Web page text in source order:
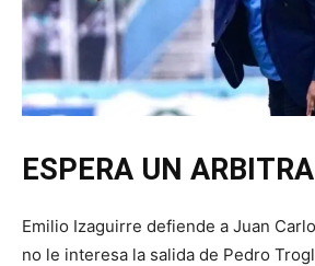
ESPERA UN
Emilio Izaguirre defiende a Juan
no le interesa la salida de Pedro